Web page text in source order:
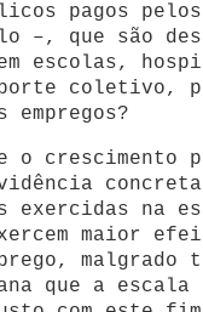
pagos
–, que são
escolas,
coletivo,
empregos?
o crescimento
exercidas na
maior
malgrado
que a escala